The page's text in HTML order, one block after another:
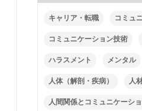
キャリア・転職 コミュ
コミュニケーション技術
ハラスメント メンタル
人体（解剖・疾病） 人
人間関係とコミュニケーシ